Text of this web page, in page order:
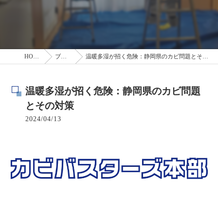
HOME ブログ 温暖多湿が招く危険：静岡県のカビ問題とその対策
温暖多湿が招く危険：静岡県のカビ問題
とその対策
2024/04/13